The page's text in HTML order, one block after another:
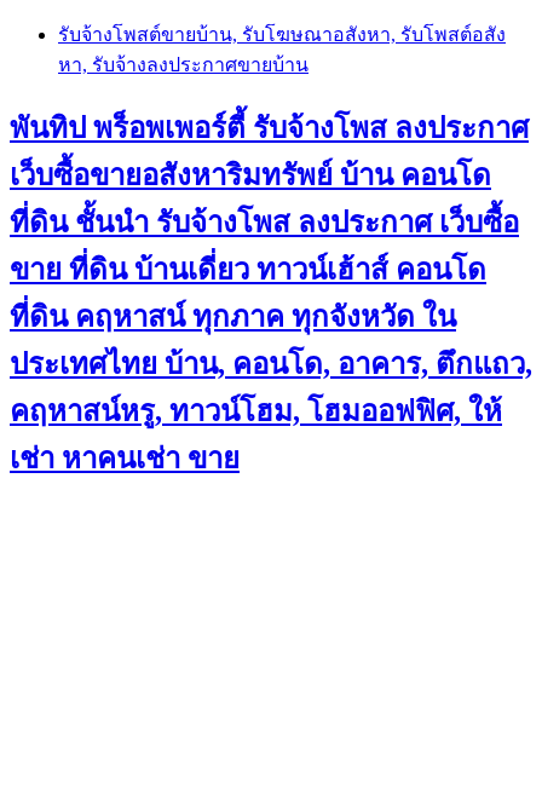
Skip
content
รับจ้างโพสต์ขายบ้าน, รับโฆษณาอสังหา, รับโพสต์อสัง
หา, รับจ้างลงประกาศขายบ้าน
พันทิป พร็อพเพอร์ตี้ รับจ้างโพส ลงประกาศ
เว็บซื้อขายอสังหาริมทรัพย์ บ้าน คอนโด
ที่ดิน ชั้นนำ รับจ้างโพส ลงประกาศ เว็บซื้อ
ขาย ที่ดิน บ้านเดี่ยว ทาวน์เฮ้าส์ คอนโด
ที่ดิน คฤหาสน์ ทุกภาค ทุกจังหวัด ใน
ประเทศไทย บ้าน, คอนโด, อาคาร, ตึกแถว,
คฤหาสน์หรู, ทาวน์โฮม, โฮมออฟฟิศ, ให้
เช่า หาคนเช่า ขาย